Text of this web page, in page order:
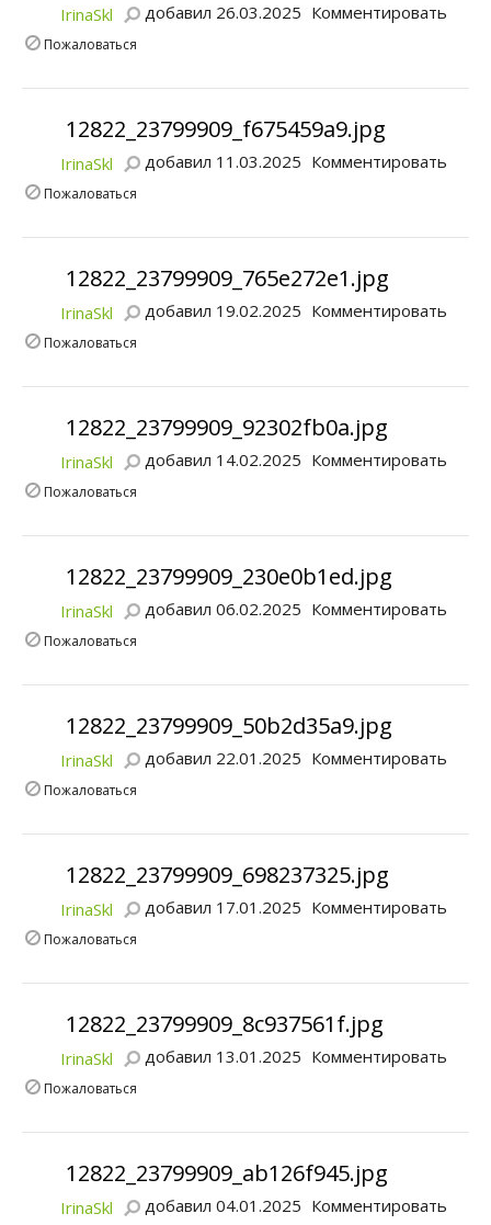
IrinaSkl добавил 26.03.2025 Комментировать
Пожаловаться
12822_23799909_f675459a9.jpg
IrinaSkl добавил 11.03.2025 Комментировать
Пожаловаться
12822_23799909_765e272e1.jpg
IrinaSkl добавил 19.02.2025 Комментировать
Пожаловаться
12822_23799909_92302fb0a.jpg
IrinaSkl добавил 14.02.2025 Комментировать
Пожаловаться
12822_23799909_230e0b1ed.jpg
IrinaSkl добавил 06.02.2025 Комментировать
Пожаловаться
12822_23799909_50b2d35a9.jpg
IrinaSkl добавил 22.01.2025 Комментировать
Пожаловаться
12822_23799909_698237325.jpg
IrinaSkl добавил 17.01.2025 Комментировать
Пожаловаться
12822_23799909_8c937561f.jpg
IrinaSkl добавил 13.01.2025 Комментировать
Пожаловаться
12822_23799909_ab126f945.jpg
IrinaSkl добавил 04.01.2025 Комментировать